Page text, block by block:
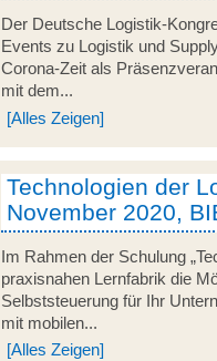
Der Deutsche Logistik-
Events zu Logistik und
Corona-Zeit als
mit dem...
[Alles Zeigen]
Technologien der
November 2020,
Im Rahmen der Schulung
praxisnahen Lernfabrik die
Selbststeuerung für Ihr
mit mobilen...
[Alles Zeigen]